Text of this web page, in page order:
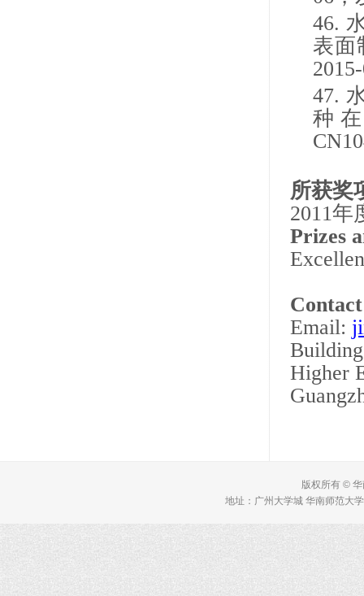
46.
表面
47.
种
所获奖
2011年
Prizes
Email:
Higher
版权所有 ©
地址：广州大学城 华南师范大